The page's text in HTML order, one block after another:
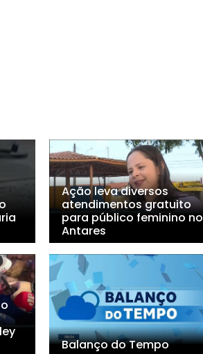
Ação leva diversos
atendimentos gratuito
para público feminino no
Antares
Balanço do Tempo